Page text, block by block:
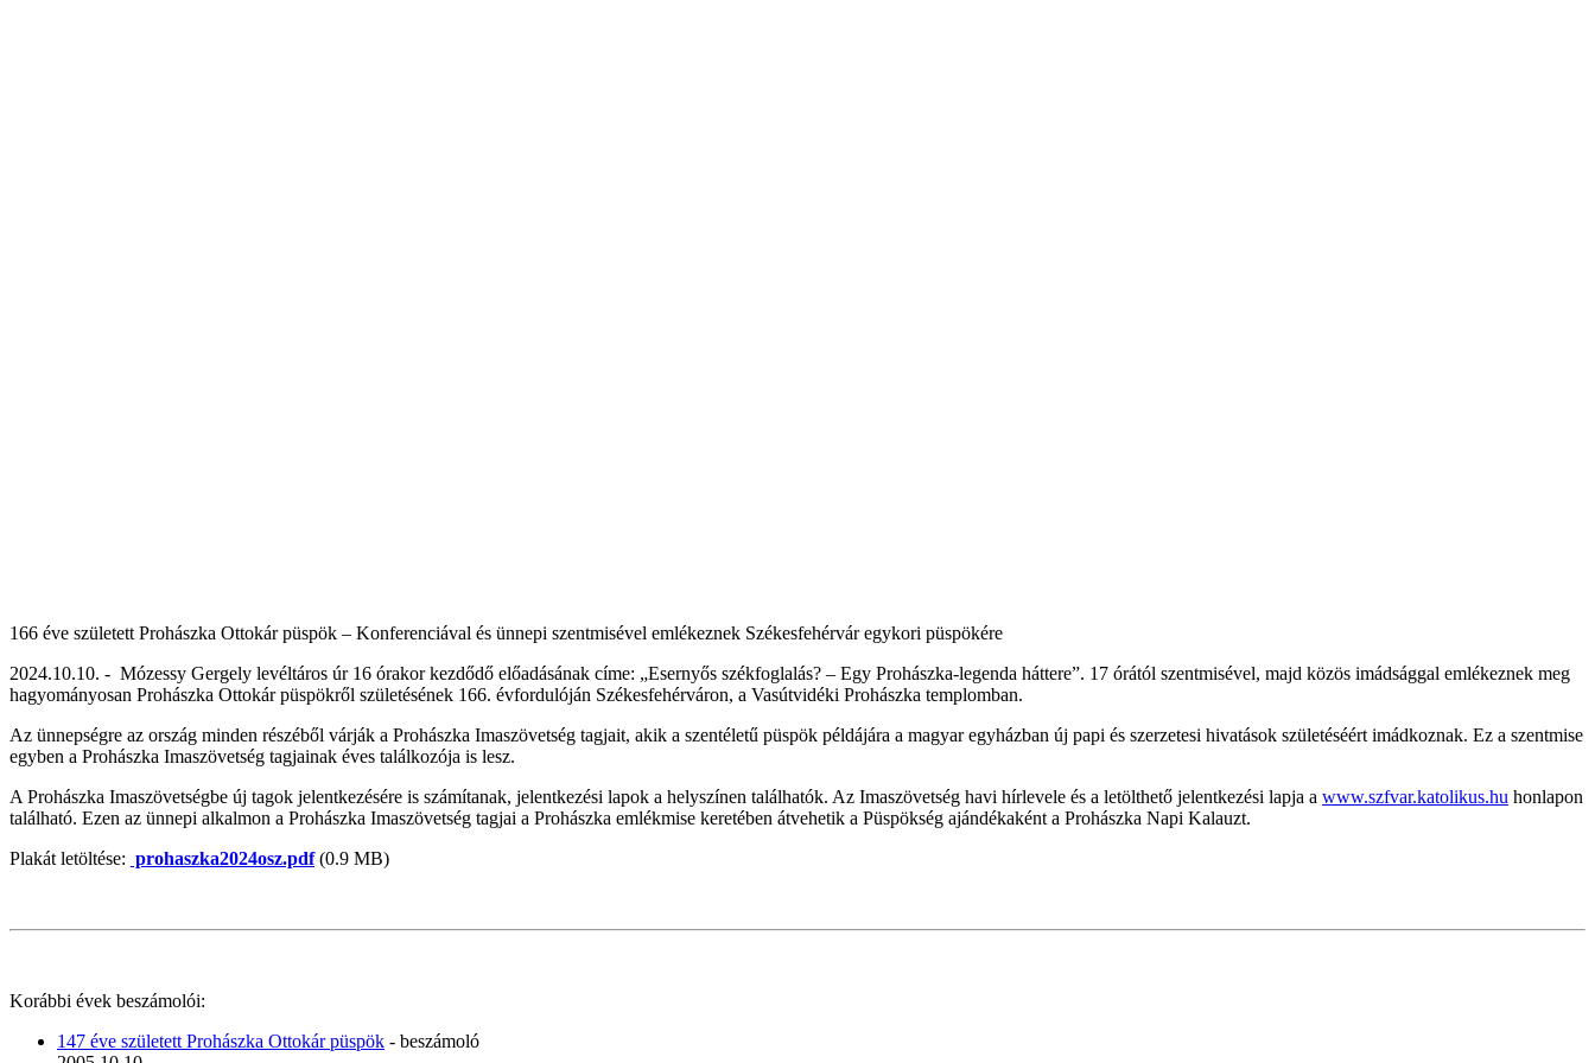
166 éve született Prohászka Ottokár püspök – Konferenciával és ünnepi szentmisével emlékeznek Székesfehérvár egykori püspökére
2024.10.10. - Mózessy Gergely levéltáros úr 16 órakor kezdődő előadásának címe: „Esernyős székfoglalás? – Egy Prohászka-legenda háttere”. 17 órától szentmisével, majd közös imádsággal emlékeznek meg
hagyományosan Prohászka Ottokár püspökről születésének 166. évfordulóján Székesfehérváron, a Vasútvidéki Prohászka templomban.
Az ünnepségre az ország minden részéből várják a Prohászka Imaszövetség tagjait, akik a szentéletű püspök példájára a magyar egyházban új papi és szerzetesi hivatások születéséért imádkoznak. Ez a szentmise
egyben a Prohászka Imaszövetség tagjainak éves találkozója is lesz.
A Prohászka Imaszövetségbe új tagok jelentkezésére is számítanak, jelentkezési lapok a helyszínen találhatók. Az Imaszövetség havi hírlevele és a letölthető jelentkezési lapja a www.szfvar.katolikus.hu honlapon
található. Ezen az ünnepi alkalmon a Prohászka Imaszövetség tagjai a Prohászka emlékmise keretében átvehetik a Püspökség ajándékaként a Prohászka Napi Kalauzt.
Plakát letöltése: prohaszka2024osz.pdf(0.9 MB)
Korábbi évek beszámolói:
147 éve született Prohászka Ottokár püspök - beszámoló